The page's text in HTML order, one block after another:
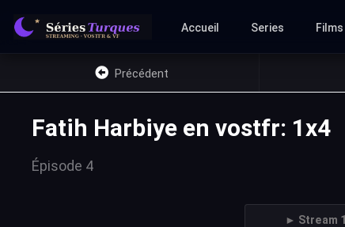
Accueil Series Films
Précédent
Fatih Harbiye en vostfr: 1x4
Épisode 4
► Stream 1